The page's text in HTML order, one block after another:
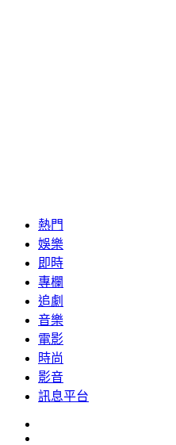
熱門
娛樂
即時
專欄
追劇
音樂
電影
時尚
影音
訊息平台